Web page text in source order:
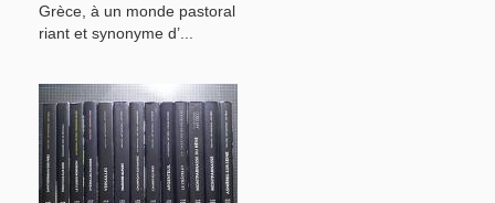
Grèce, à un monde pastoral
riant et synonyme d’...